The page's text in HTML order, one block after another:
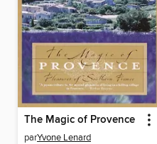
The Magic of Provence
parYvone Lenard